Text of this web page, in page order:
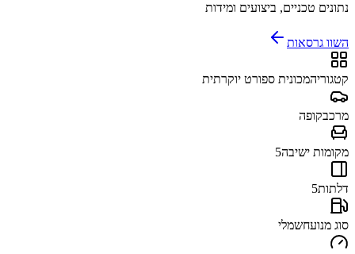
נתונים טכניים, ביצועים ומידות
השוו גרסאות
קטגוריהמכונית ספורט יוקרתית
מרכבקופה
מקומות ישיבה5
דלתות5
סוג מנועחשמלי